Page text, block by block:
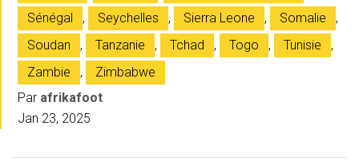
Sénégal
, Seychelles , Sierra Leone , Somalie
,
Soudan
, Tanzanie , Tchad , Togo , Tunisie
,
Zambie
,
Zimbabwe
Par afrikafoot
Jan 23, 2025